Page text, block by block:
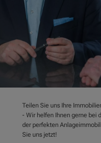
Teilen Sie uns Ihre
- Wir helfen Ihnen gerne bei
der perfekten
Sie uns jetzt!